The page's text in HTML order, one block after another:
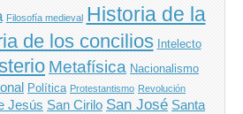
Filosofía medieval Historia de la
de los concilios Intelecto
Metafísica Nacionalismo
Política Protestantismo Revolución
Jesús San Cirilo San José Santa